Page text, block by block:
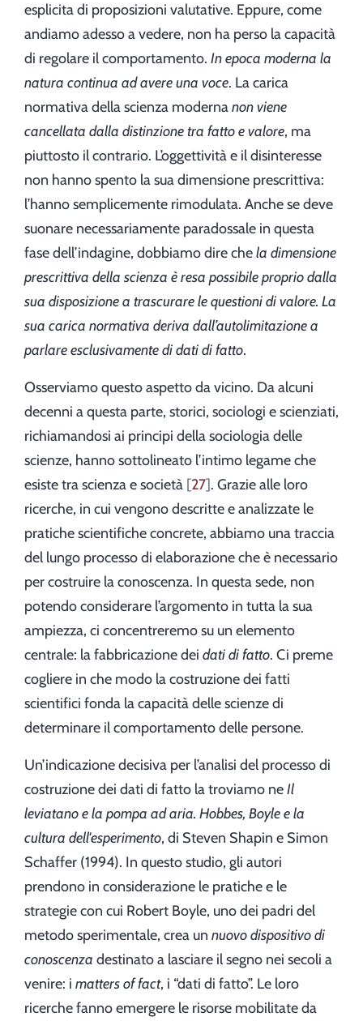
esplicita di proposizioni valutative. Eppure, come
andiamo adesso a vedere, non ha perso la capacità
di regolare il comportamento. In epoca moderna la
natura continua ad avere una voce. La carica
normativa della scienza modernanon viene
cancellata dalla distinzione tra fatto e valore, ma
piuttosto il contrario. L’oggettività e il disinteresse
non hanno spento la sua dimensione prescrittiva:
l’hanno semplicemente rimodulata. Anche se deve
suonare necessariamente paradossale in questa
fase dell’indagine, dobbiamo dire chela dimensione
prescrittiva della scienza è resa possibile proprio dalla
sua disposizione a trascurare le questioni di valore. La
sua carica normativa deriva dall’autolimitazione a
parlare esclusivamente di dati di fatto.
Osserviamo questo aspetto da vicino. Da alcuni
decenni a questa parte, storici, sociologi e scienziati,
richiamandosi ai principi della sociologia delle
scienze, hanno sottolineato l’intimo legame che
esiste tra scienza e società 27 . Grazie alle loro
ricerche, in cui vengono descritte e analizzate le
pratiche scientifiche concrete, abbiamo una traccia
del lungo processo di elaborazione che è necessario
per costruire la conoscenza. In questa sede, non
potendo considerare l’argomento in tutta la sua
ampiezza, ci concentreremo su un elemento
centrale: la fabbricazione dei dati di fatto. Ci preme
cogliere in che modo la costruzione dei fatti
scientifici fonda la capacità delle scienze di
determinare il comportamento delle persone.
Un’indicazione decisiva per l’analisi del processo di
costruzione dei dati di fatto la troviamo neIl
leviatano e la pompa ad aria. Hobbes, Boyle e la
cultura dell'esperimento, di Steven Shapin e Simon
Schaffer (1994). In questo studio, gli autori
prendono in considerazione le pratiche e le
strategie con cui Robert Boyle, uno dei padri del
metodo sperimentale, crea un nuovo dispositivo di
conoscenza destinato a lasciare il segno nei secoli a
venire: i matters of fact, i “dati di fatto”. Le loro
ricerche fanno emergere le risorse mobilitate da